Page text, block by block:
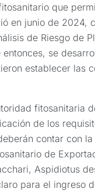
que
en junio de 2024,
de Riesgo de
se
establecer las
fitosanitaria
de los
contar con
de
Aspidiotus
para el ingreso